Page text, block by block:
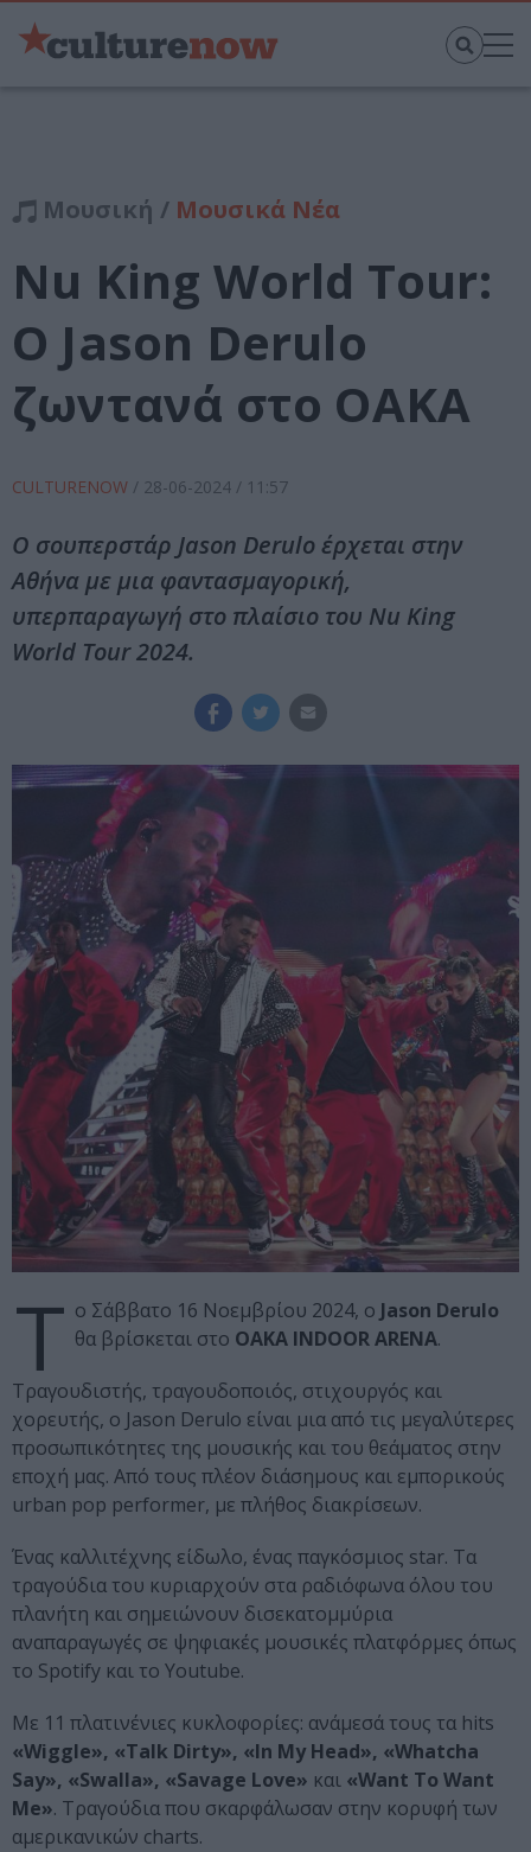
Μουσική / Μουσικά Νέα
Nu King World Tour:
Ο Jason Derulo
ζωντανά στο ΟΑΚΑ
CULTURENOW / 28-06-2024 / 11:57
Ο σουπερστάρ Jason Derulo έρχεται στην
Αθήνα με μια φαντασμαγορική,
υπερπαραγωγή στο πλαίσιο του Nu King
World Tour 2024.
Τ ο Σάββατο 16 Νοεμβρίου 2024, ο Jason Derulo
θα βρίσκεται στο OAKA INDOOR ARENA.
Τραγουδιστής, τραγουδοποιός, στιχουργός και
χορευτής, o Jason Derulo είναι μια από τις μεγαλύτερες
προσωπικότητες της μουσικής και του θεάματος στην
εποχή μας. Από τους πλέον διάσημους και εμπορικούς
urban pop performer, με πλήθος διακρίσεων.
Ένας καλλιτέχνης είδωλο, ένας παγκόσμιος star. Τα
τραγούδια του κυριαρχούν στα ραδιόφωνα όλου του
πλανήτη και σημειώνουν δισεκατομμύρια
αναπαραγωγές σε ψηφιακές μουσικές πλατφόρμες όπως
το Spotify και το Youtube.
Με 11 πλατινένιες κυκλοφορίες: ανάμεσά τους τα hits
«Wiggle», «Talk Dirty», «In My Head», «Whatcha
Say», «Swalla», «Savage Love» και «Want To Want
Me». Τραγούδια που σκαρφάλωσαν στην κορυφή των
αμερικανικών charts.